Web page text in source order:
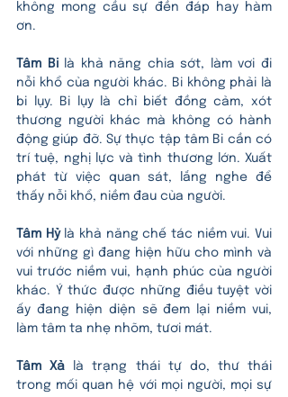
không mong cầu sự đền đáp hay hàm
ơn.
Tâm Bi
là khả năng chia sớt, làm vơi đi
nỗi khổ của người khác. Bi không phải là
bi lụy. Bi lụy là chỉ biết đồng cảm, xót
thương người khác mà không có hành
động giúp đỡ. Sự thực tập tâm Bi cần có
trí tuệ, nghị lực và tình thương lớn. Xuất
phát từ việc quan sát, lắng nghe để
thấy nỗi khổ, niềm đau của người.
Tâm Hỷ là khả năng chế tác niềm vui. Vui
với những gì đang hiện hữu cho mình và
vui trước niềm vui, hạnh phúc của người
khác. Ý thức được những điều tuyệt vời
ấy đang hiện diện sẽ đem lại niềm vui,
làm tâm ta nhẹ nhõm, tươi mát.
Tâm Xả là trạng thái tự do, thư thái
trong mối quan hệ với mọi người, mọi sự